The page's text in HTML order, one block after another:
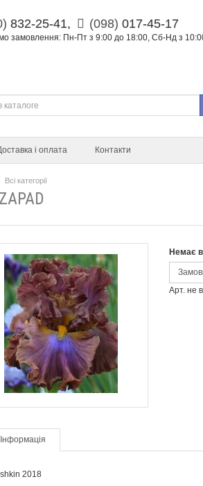
832-25-41, (098) 017-45-17
замовлення: Пн-Пт з 9:00 до 18:00, Сб-Нд з
і оплата Контакти
Всі категорії
Немає в
Арт. не
Інформація
2018